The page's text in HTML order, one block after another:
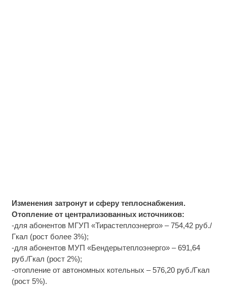
Изменения затронут и сферу теплоснабжения.
Отопление от централизованных источников:
-для абонентов МГУП «Тирастеплоэнерго» – 754,42 руб./
Гкал (рост более 3%);
-для абонентов МУП «Бендерытеплоэнерго» – 691,64
руб./Гкал (рост 2%);
-отопление от автономных котельных – 576,20 руб./Гкал
(рост 5%).